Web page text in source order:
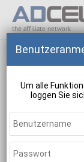
the affiliate network
Um alle
loggen Sie